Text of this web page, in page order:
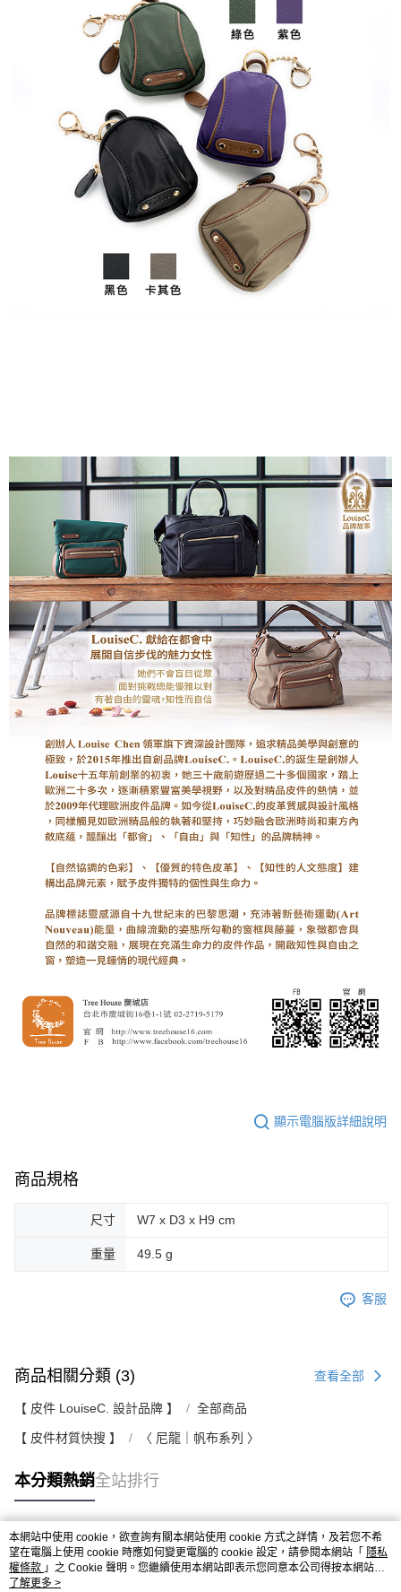
顯示電腦版詳細說明
商品規格
尺寸 W7 x D3 x H9 cm
重量 49.5 g
客服
商品相關分類 (3) 查看全部
【 皮件 LouiseC. 設計品牌 】 全部商品
【 皮件材質快搜 】 〈 尼龍｜帆布系列 〉
本分類熱銷全站排行
熱門標籤
本網站中使用 cookie，欲查詢有關本網站使用 cookie 方式之詳情，及若您不希
望在電腦上使用 cookie 時應如何變更電腦的 cookie 設定，請參閱本網站「 隱私
權條款 」之 Cookie 聲明。您繼續使用本網站即表示您同意本公司得按本網站使
用條款之 Cookie 聲明使用 cookie。
了解更多 >